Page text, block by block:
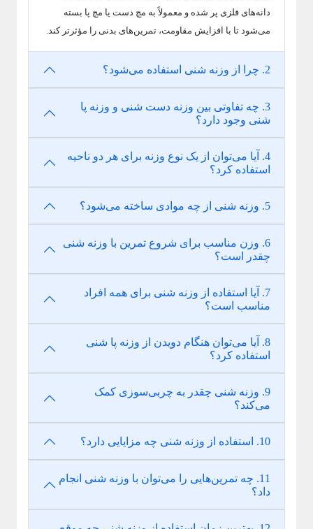
دانه‌های فلزی پر شده و معمولاً به مچ دست یا مچ پا بسته
می‌شود تا با افزایش مقاومت، تمرین‌های بدنی را مؤثرتر کند.
2. چرا از وزنه شنی استفاده می‌شود؟
3. چه تفاوتی بین وزنه دست شنی و وزنه پا
شنی وجود دارد؟
4. آیا می‌توان از یک نوع وزنه برای هر دو ناحیه
استفاده کرد؟
5. وزنه شنی از چه موادی ساخته می‌شود؟
6. وزن مناسب برای شروع تمرین با وزنه شنی
چقدر است؟
7. آیا استفاده از وزنه شنی برای همه افراد
مناسب است؟
8. آیا می‌توان هنگام دویدن از وزنه پا شنی
استفاده کرد؟
9. وزنه شنی چقدر به چربی‌سوزی کمک
می‌کند؟
10. استفاده از وزنه شنی چه مزایایی دارد؟
11. چه تمرین‌هایی را می‌توان با وزنه شنی انجام
داد؟